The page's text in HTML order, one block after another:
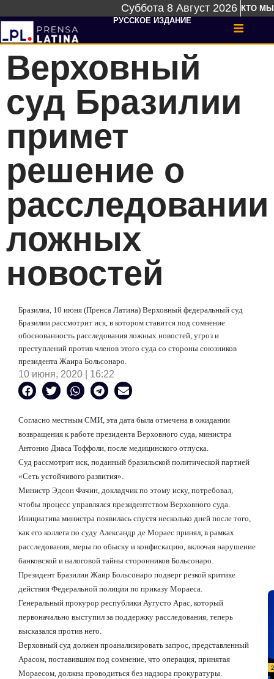
Суббота 8 Август 2026 КТО МЫ
РУССКОЕ ИЗДАНИЕ
Верховный
суд Бразилии
примет
решение о
расследовании
ложных
новостей
Бразилиа, 10 июня (Пренса Латина) Верховный федеральный суд
Бразилии рассмотрит иск, в котором ставится под сомнение
обоснованность расследования ложных новостей, угроз и
преступлений против членов этого суда со стороны союзников
президента Жаира Больсонаро.
10 июня, 2020 | 16:22
Согласно местным СМИ, эта дата была отмечена в ожидании
возвращения к работе президента Верховного суда, министра
Антонио Диаса Тоффоли, после медицинского отпуска.
Суд рассмотрит иск, поданный бразильской политической партией
«Сеть устойчивого развития».
Министр Эдсон Фачин, докладчик по этому иску, потребовал,
чтобы процесс управлялся президентством Верховного суда.
Инициатива министра появилась спустя несколько дней после того,
как его коллега по суду Александр де Мораес принял, в рамках
расследования, меры по обыску и конфискацию, включая нарушение
банковской и налоговой тайны сторонников Больсонаро.
Президент Бразилии Жаир Больсонаро подверг резкой критике
действия Федеральной полиции по приказу Мораеса.
Генеральный прокурор республики Аугусто Арас, который
первоначально выступил за поддержку расследования, теперь
высказался против него.
Верховный суд должен проанализировать запрос, представленный
Арасом, поставившим под сомнение, что операция, принятая
Мораесом, должна проводиться без надзора прокуратуры.